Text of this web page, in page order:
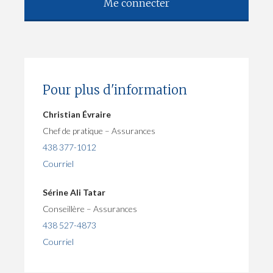
Me connecter
Pour plus d'information
Christian Évraire
Chef de pratique – Assurances
438 377-1012
Courriel
Sérine Ali Tatar
Conseillère – Assurances
438 527-4873
Courriel